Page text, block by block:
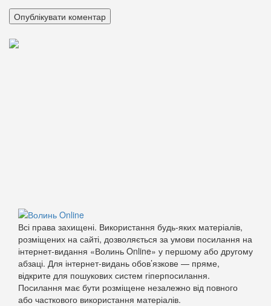
Всі права захищені. Використання будь-яких матеріалів,
розміщених на сайті, дозволяється за умови посилання на
інтернет-видання «Волинь Online» у першому або другому
абзаці. Для інтернет-видань обов’язкове — пряме,
відкрите для пошукових систем гіперпосилання.
Посилання має бути розміщене незалежно від повного
або часткового використання матеріалів.